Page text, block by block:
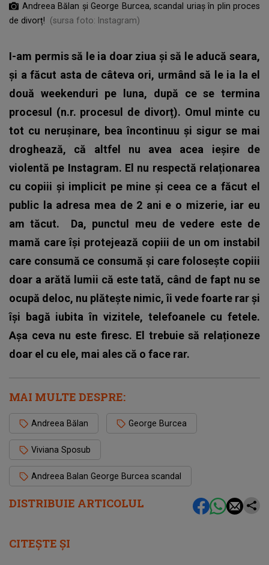
DISTRIBUIE ARTICOLUL
Andreea Bălan și George Burcea, scandal uriaș în plin proces
de divorț!
(sursa foto: Instagram)
I-am permis să le ia doar ziua și să le aducă seara,
și a făcut asta de câteva ori, urmând să le ia la el
două weekenduri pe luna, după ce se termina
procesul (n.r. procesul de divorț). Omul minte cu
tot cu nerușinare, bea încontinuu și sigur se mai
droghează, că altfel nu avea acea ieșire de
violentă pe Instagram. El nu respectă relaționarea
cu copiii și implicit pe mine și ceea ce a făcut el
public la adresa mea de 2 ani e o mizerie, iar eu
am tăcut. Da, punctul meu de vedere este de
mamă care își protejează copiii de un om instabil
care consumă ce consumă și care folosește copiii
doar a arătă lumii că este tată, când de fapt nu se
ocupă deloc, nu plătește nimic, îi vede foarte rar și
își bagă iubita în vizitele, telefoanele cu fetele.
Așa ceva nu este firesc. El trebuie să relaționeze
doar el cu ele, mai ales că o face rar.
MAI MULTE DESPRE:
Andreea Bălan George Burcea
Viviana Sposub
Andreea Balan George Burcea scandal
CITEȘTE ȘI